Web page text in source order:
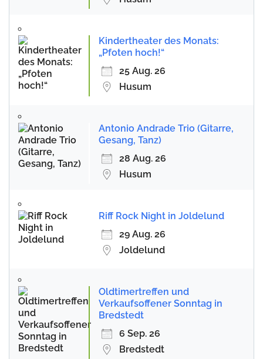
Kindertheater des Monats:
„Pfoten hoch!“
25 Aug. 26
Husum
Antonio Andrade Trio (Gitarre,
Gesang, Tanz)
28 Aug. 26
Husum
Riff Rock Night in Joldelund
29 Aug. 26
Joldelund
Oldtimertreffen und
Verkaufsoffener Sonntag in
Bredstedt
6 Sep. 26
Bredstedt